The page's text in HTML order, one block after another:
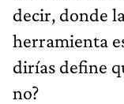
decir, donde
herramienta
dirías define
no?